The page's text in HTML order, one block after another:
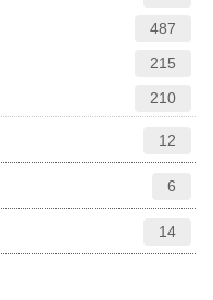
487
215
210
12
6
14